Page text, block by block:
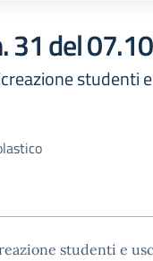
31 del
studenti
studenti e